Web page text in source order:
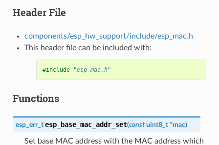
Header File
components/esp_hw_support/include/esp_mac.h
This header file can be included with:
#include "esp_mac.h"
Functions
esp_err_t esp_base_mac_addr_set(const uint8_t *mac)
Set base MAC address with the MAC address which